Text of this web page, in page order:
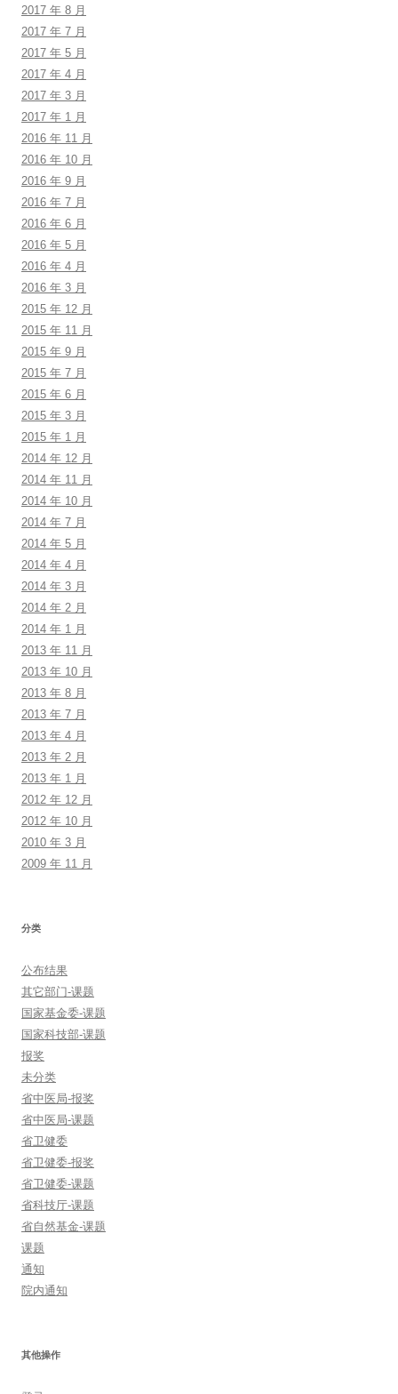
2017 年 8 月
2017 年 7 月
2017 年 5 月
2017 年 4 月
2017 年 3 月
2017 年 1 月
2016 年 11 月
2016 年 10 月
2016 年 9 月
2016 年 7 月
2016 年 6 月
2016 年 5 月
2016 年 4 月
2016 年 3 月
2015 年 12 月
2015 年 11 月
2015 年 9 月
2015 年 7 月
2015 年 6 月
2015 年 3 月
2015 年 1 月
2014 年 12 月
2014 年 11 月
2014 年 10 月
2014 年 7 月
2014 年 5 月
2014 年 4 月
2014 年 3 月
2014 年 2 月
2014 年 1 月
2013 年 11 月
2013 年 10 月
2013 年 8 月
2013 年 7 月
2013 年 4 月
2013 年 2 月
2013 年 1 月
2012 年 12 月
2012 年 10 月
2010 年 3 月
2009 年 11 月
分类
公布结果
其它部门-课题
国家基金委-课题
国家科技部-课题
报奖
未分类
省中医局-报奖
省中医局-课题
省卫健委
省卫健委-报奖
省卫健委-课题
省科技厅-课题
省自然基金-课题
课题
通知
院内通知
其他操作